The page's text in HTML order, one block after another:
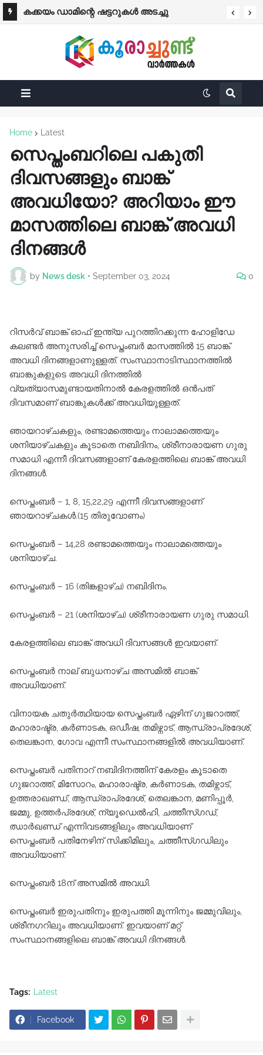
കക്കയം ഡാമിന്റെ ഷട്ടറുകള്‍ അടച്ചു
Home Latest
സെപ്തംബറിലെ പകുതി
ദിവസങ്ങളും ബാങ്ക്
അവധിയോ? അറിയാം ഈ
മാസത്തിലെ ബാങ്ക് അവധി
ദിനങ്ങൾ
by News desk • September 03, 2024 0
റിസർവ് ബാങ്ക് ഓഫ് ഇന്ത്യ പുറത്തിറക്കുന്ന ഹോളിഡേ
കലണ്ടർ അനുസരിച്ച് സെപ്തംബർ മാസത്തിൽ 15 ബാങ്ക്
അവധി ദിനങ്ങളാണുള്ളത്. സംസ്ഥാനാടിസ്ഥാനത്തിൽ
ബാങ്കുകളുടെ അവധി ദിനത്തിൽ
വ്യത്യാസമുണ്ടായതിനാൽ കേരളത്തിൽ ഒൻപത്
ദിവസമാണ് ബാങ്കുകൾക്ക് അവധിയുള്ളത്.
ഞായറാഴ്ചകളും, രണ്ടാമത്തെയും നാലാമത്തെയും
ശനിയാഴ്ചകളും കൂടാതെ നബിദിനം, ശ്രീനാരായണ ഗുരു
സമാധി എന്നീ ദിവസങ്ങളാണ് കേരളത്തിലെ ബാങ്ക് അവധി
ദിനങ്ങൾ.
സെപ്തംബർ – 1, 8, 15,22,29 എന്നീ ദിവസങ്ങളാണ്
ഞായറാഴ്ചകൾ.(15 തിരുവോണം)
സെപ്തംബർ – 14,28 രണ്ടാമത്തെയും നാലാമത്തെയും
ശനിയാഴ്ച.
സെപ്തംബർ – 16 (തിങ്കളാഴ്ച) നബിദിനം.
സെപ്തംബർ – 21 (ശനിയാഴ്ച) ശ്രീനാരായണ ഗുരു സമാധി.
കേരളത്തിലെ ബാങ്ക് അവധി ദിവസങ്ങൾ ഇവയാണ്.
സെപ്തംബർ നാല് ബുധനാഴ്ച അസമിൽ ബാങ്ക്
അവധിയാണ്.
വിനായക ചതുർത്ഥിയായ സെപ്തംബർ ഏഴിന് ഗുജറാത്ത്,
മഹാരാഷ്ട്ര, കർണാടക, ഒഡീഷ, തമിഴ്നാട്, ആന്ധ്രാപ്രദേശ്,
തെലങ്കാന, ഗോവ എന്നീ സംസ്ഥാനങ്ങളിൽ അവധിയാണ്.
സെപ്തംബർ പതിനാറ് നബിദിനത്തിന് കേരളം കൂടാതെ
ഗുജറാത്ത്, മിസോറം, മഹാരാഷ്ട്ര, കർണാടക, തമിഴ്നാട്,
ഉത്തരാഖണ്ഡ്, ആന്ധ്രാപ്രദേശ്, തെലങ്കാന, മണിപ്പൂർ,
ജമ്മു, ഉത്തർപ്രദേശ്, ന്യൂഡെൽഹി, ചത്തീസ്ഗഡ്,
ഝാർഖണ്ഡ് എന്നിവടങ്ങളിലും അവധിയാണ്
സെപ്തംബർ പതിനേഴിന് സിക്കിമിലും, ചത്തീസ്ഗഡിലും
അവധിയാണ്.
സെപ്തംബർ 18ന് അസമിൽ അവധി.
സെപ്തംബർ ഇരുപതിനും ഇരുപത്തി മൂന്നിനും ജമ്മുവിലും,
ശ്രീനഗറിലും അവധിയാണ്. ഇവയാണ് മറ്റ്
സംസ്ഥാനങ്ങളിലെ ബാങ്ക് അവധി ദിനങ്ങൾ.
Tags: Latest
Facebook